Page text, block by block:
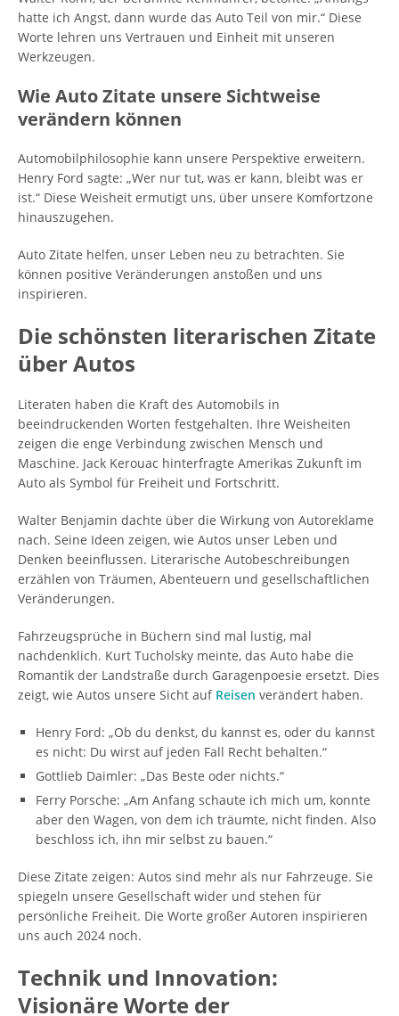
hatte ich Angst, dann wurde das Auto Teil von mir.“ Diese
Worte lehren uns Vertrauen und Einheit mit unseren
Werkzeugen.
Wie Auto Zitate unsere Sichtweise
verändern können
Automobilphilosophie kann unsere Perspektive erweitern.
Henry Ford sagte: „Wer nur tut, was er kann, bleibt was er
ist.“ Diese Weisheit ermutigt uns, über unsere Komfortzone
hinauszugehen.
Auto Zitate helfen, unser Leben neu zu betrachten. Sie
können positive Veränderungen anstoßen und uns
inspirieren.
Die schönsten literarischen Zitate
über Autos
Literaten haben die Kraft des Automobils in
beeindruckenden Worten festgehalten. Ihre Weisheiten
zeigen die enge Verbindung zwischen Mensch und
Maschine. Jack Kerouac hinterfragte Amerikas Zukunft im
Auto als Symbol für Freiheit und Fortschritt.
Walter Benjamin dachte über die Wirkung von Autoreklame
nach. Seine Ideen zeigen, wie Autos unser Leben und
Denken beeinflussen. Literarische Autobeschreibungen
erzählen von Träumen, Abenteuern und gesellschaftlichen
Veränderungen.
Fahrzeugsprüche in Büchern sind mal lustig, mal
nachdenklich. Kurt Tucholsky meinte, das Auto habe die
Romantik der Landstraße durch Garagenpoesie ersetzt. Dies
zeigt, wie Autos unsere Sicht auf Reisen verändert haben.
Henry Ford: „Ob du denkst, du kannst es, oder du kannst
es nicht: Du wirst auf jeden Fall Recht behalten.“
Gottlieb Daimler: „Das Beste oder nichts.“
Ferry Porsche: „Am Anfang schaute ich mich um, konnte
aber den Wagen, von dem ich träumte, nicht finden. Also
beschloss ich, ihn mir selbst zu bauen.“
Diese Zitate zeigen: Autos sind mehr als nur Fahrzeuge. Sie
spiegeln unsere Gesellschaft wider und stehen für
persönliche Freiheit. Die Worte großer Autoren inspirieren
uns auch 2024 noch.
Technik und Innovation:
Visionäre Worte der